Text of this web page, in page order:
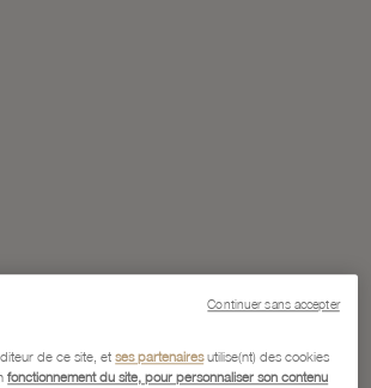
de ce site, etses partenairesutilise(nt) des cookies
fonctionnement du site, pour personnaliser son contenu
Continuer sans accepter